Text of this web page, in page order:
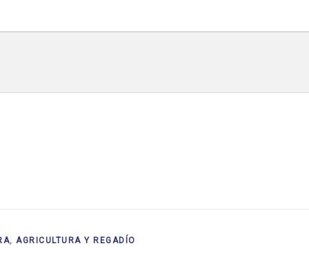
, AGRICULTURA Y REGADÍO